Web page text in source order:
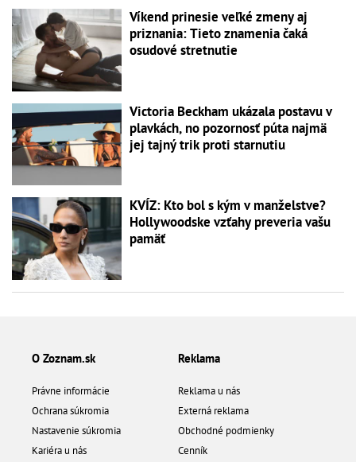
Víkend prinesie veľké zmeny aj
priznania: Tieto znamenia čaká
osudové stretnutie
Victoria Beckham ukázala postavu v
plavkách, no pozornosť púta najmä
jej tajný trik proti starnutiu
KVÍZ: Kto bol s kým v manželstve?
Hollywoodske vzťahy preveria vašu
pamäť
O Zoznam.sk
Právne informácie
Ochrana súkromia
Nastavenie súkromia
Kariéra u nás
Reklama
Reklama u nás
Externá reklama
Obchodné podmienky
Cenník